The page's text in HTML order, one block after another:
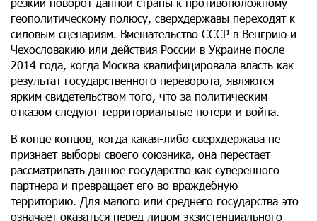
резкий поворот данной страны к противоположному
геополитическому полюсу, сверхдержавы переходят к
силовым сценариям. Вмешательство СССР в Венгрию и
Чехословакию или действия России в Украине после
2014 года, когда Москва квалифицировала власть как
результат государственного переворота, являются
ярким свидетельством того, что за политическим
отказом следуют территориальные потери и война.
В конце концов, когда какая-либо сверхдержава не
признает выборы своего союзника, она перестает
рассматривать данное государство как суверенного
партнера и превращает его во враждебную
территорию. Для малого или среднего государства это
означает оказаться перед лицом экзистенциального